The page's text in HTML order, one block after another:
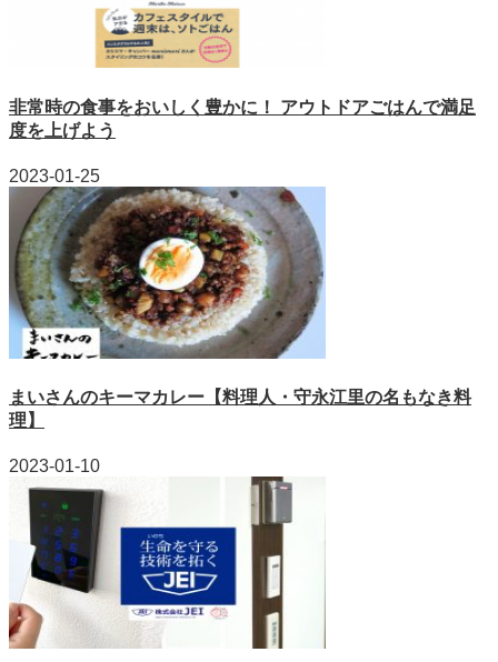
非常時の食事をおいしく豊かに！ アウトドアごはんで満足
度を上げよう
2023-01-25
まいさんのキーマカレー【料理人・守永江里の名もなき料
理】
2023-01-10